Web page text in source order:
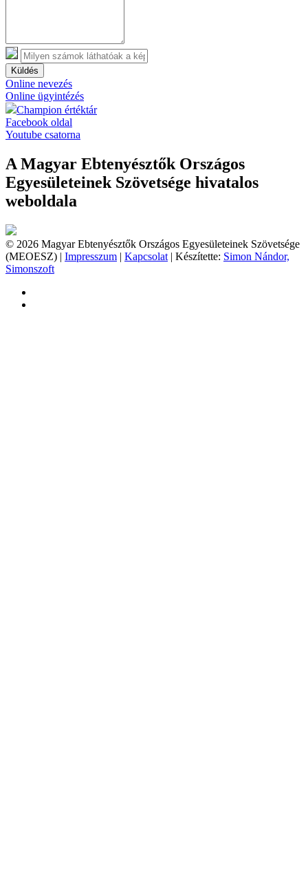
Küldés
Online nevezés
Online ügyintézés
Champion értéktár
Facebook oldal
Youtube csatorna
A Magyar Ebtenyésztők Országos
Egyesületeinek Szövetsége hivatalos
weboldala
© 2026 Magyar Ebtenyésztők Országos Egyesületeinek Szövetsége
(MEOESZ) | Impresszum | Kapcsolat | Készítette: Simon Nándor,
Simonszoft